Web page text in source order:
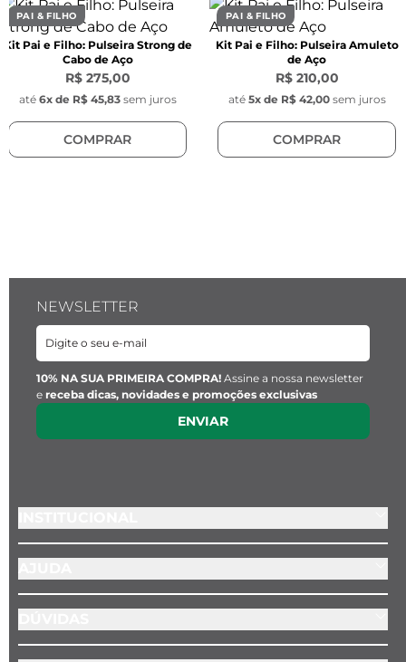
Cor: Marrom
Material: Pedra natural olho de tigre
Pingente Key Design:
Tamanho: 1 cm x 0,1 mm
PAI & FILHO
Kit Pai e Filho: Pulseira Strong de
Cabo de Aço
R$ 275,00
até 6x de R$ 45,83 sem juros
COMPRAR
PAI & FILHO
Kit Pai e Filho: Pulseira Amuleto
de Aço
R$ 210,00
até 5x de R$ 42,00 sem juros
COMPRAR
NEWSLETTER
10% NA SUA PRIMEIRA COMPRA! Assine a nossa newsletter
e receba dicas, novidades e promoções exclusivas
ENVIAR